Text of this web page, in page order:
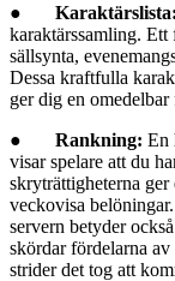
● Karaktärslista:
karaktärssamling. Ett
sällsynta,
Dessa kraftfulla
ger dig en
● Rankning: En
visar spelare att du
skryträttigheterna
veckovisa
servern betyder
skördar fördelarna
strider det tog att